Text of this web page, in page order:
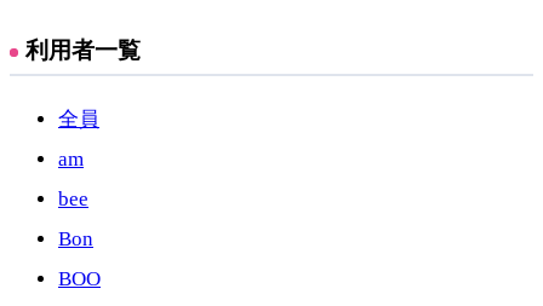
利用者一覧
全員
am
bee
Bon
BOO